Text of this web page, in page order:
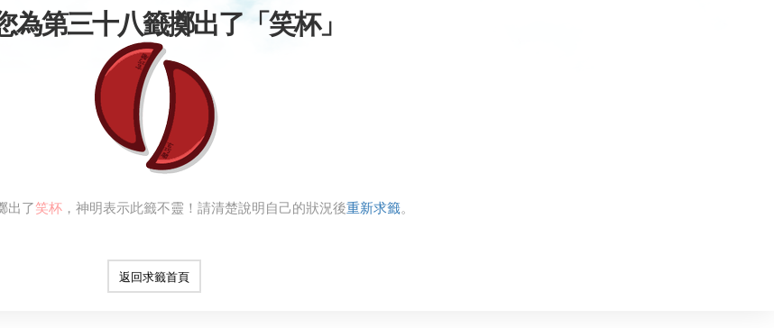
為第三十八籤擲出了「笑杯」
出了笑杯，神明表示此籤不靈！請清楚說明自己的狀況後重新求籤。
返回求籤首頁